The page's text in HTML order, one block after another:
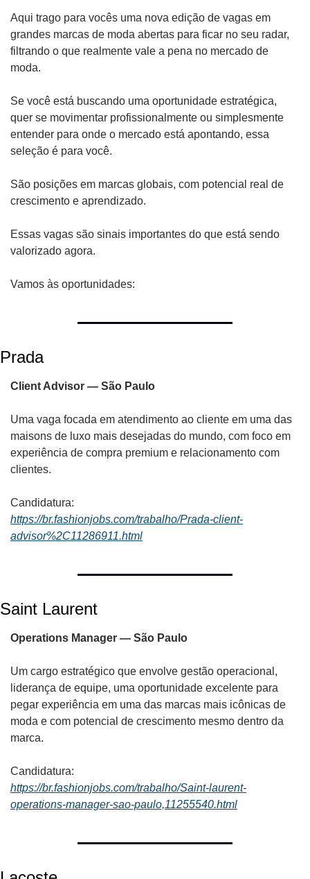
Aqui trago para vocês uma nova edição de vagas em
grandes marcas de moda abertas para ficar no seu radar,
filtrando o que realmente vale a pena no mercado de
moda.
Se você está buscando uma oportunidade estratégica,
quer se movimentar profissionalmente ou simplesmente
entender para onde o mercado está apontando, essa
seleção é para você.
São posições em marcas globais, com potencial real de
crescimento e aprendizado.
Essas vagas são sinais importantes do que está sendo
valorizado agora.
Vamos às oportunidades:
Prada
Client Advisor — São Paulo
Uma vaga focada em atendimento ao cliente em uma das
maisons de luxo mais desejadas do mundo, com foco em
experiência de compra premium e relacionamento com
clientes.
Candidatura:
https://br.fashionjobs.com/trabalho/Prada-client-
advisor%2C11286911.html
Saint Laurent
Operations Manager — São Paulo
Um cargo estratégico que envolve gestão operacional,
liderança de equipe, uma oportunidade excelente para
pegar experiência em uma das marcas mais icônicas de
moda e com potencial de crescimento mesmo dentro da
marca.
Candidatura:
https://br.fashionjobs.com/trabalho/Saint-laurent-
operations-manager-sao-paulo,11255540.html